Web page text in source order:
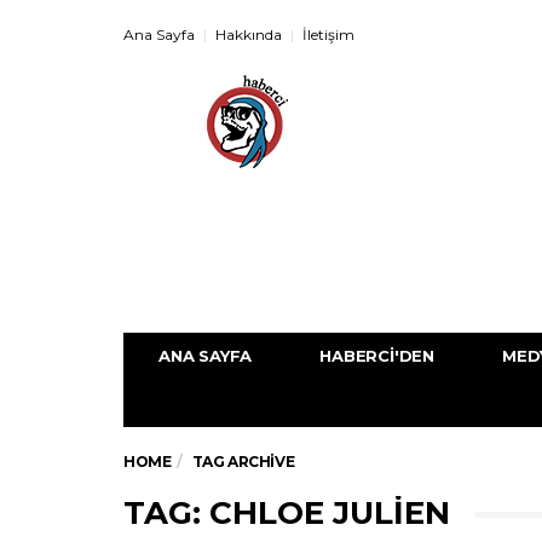
Ana Sayfa Hakkında İletişim
ANA SAYFA HABERCI'DEN
HOME TAG ARCHIVE
TAG: CHLOE JULIEN